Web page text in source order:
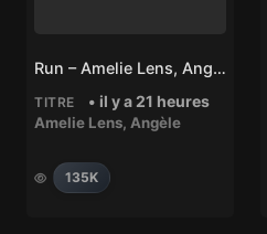
Run – Amelie Lens, Angèle
TITRE • il y a 21 heures
Amelie Lens, Angèle
135K